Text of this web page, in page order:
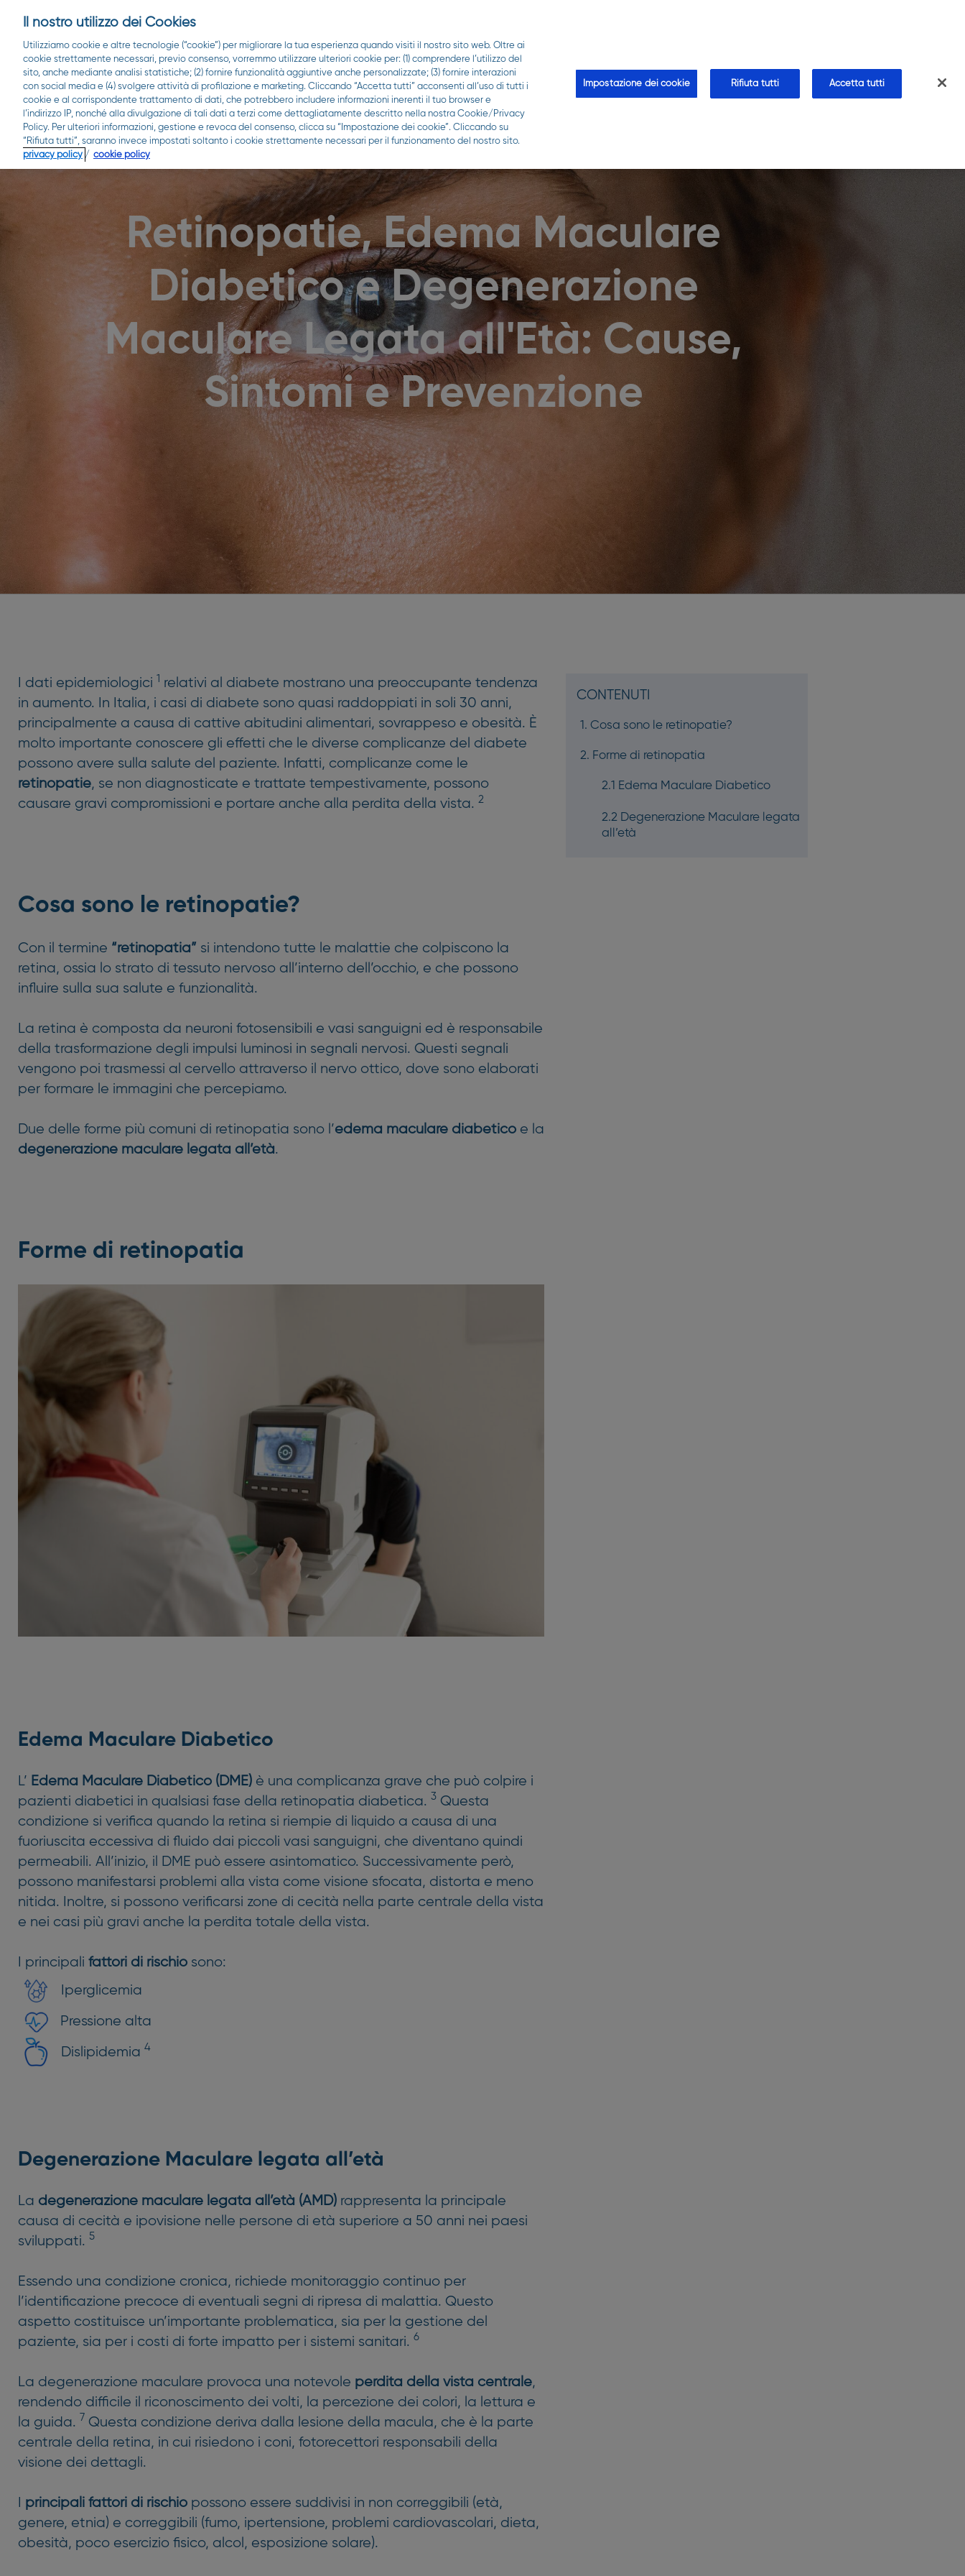
Scopri Qui puoi Le analisi
Retinopatie, Edema Maculare
Diabetico e Degenerazione
Maculare Legata all'Età: Cause,
Sintomi e Prevenzione
I dati epidemiologici 1 relativi al diabete mostrano una preoccupante tendenza
in aumento. In Italia, i casi di diabete sono quasi raddoppiati in soli 30 anni,
principalmente a causa di cattive abitudini alimentari, sovrappeso e obesità. È
molto importante conoscere gli effetti che le diverse complicanze del diabete
possono avere sulla salute del paziente. Infatti, complicanze come le
retinopatie, se non diagnosticate e trattate tempestivamente, possono
causare gravi compromissioni e portare anche alla perdita della vista. 2
Cosa sono le retinopatie?
Con il termine “retinopatia” si intendono tutte le malattie che colpiscono la
retina, ossia lo strato di tessuto nervoso all’interno dell’occhio, e che possono
influire sulla sua salute e funzionalità.
La retina è composta da neuroni fotosensibili e vasi sanguigni ed è responsabile
della trasformazione degli impulsi luminosi in segnali nervosi. Questi segnali
vengono poi trasmessi al cervello attraverso il nervo ottico, dove sono elaborati
per formare le immagini che percepiamo.
Due delle forme più comuni di retinopatia sono l’edema maculare diabetico e la
degenerazione maculare legata all’età.
Forme di retinopatia
Edema Maculare Diabetico
L’ Edema Maculare Diabetico (DME) è una complicanza grave che può colpire i
pazienti diabetici in qualsiasi fase della retinopatia diabetica. 3 Questa
condizione si verifica quando la retina si riempie di liquido a causa di una
fuoriuscita eccessiva di fluido dai piccoli vasi sanguigni, che diventano quindi
permeabili. All’inizio, il DME può essere asintomatico. Successivamente però,
possono manifestarsi problemi alla vista come visione sfocata, distorta e meno
nitida. Inoltre, si possono verificarsi zone di cecità nella parte centrale della vista
e nei casi più gravi anche la perdita totale della vista.
I principali fattori di rischio sono:
Iperglicemia
Pressione alta
Dislipidemia 4
Degenerazione Maculare legata all’età
La degenerazione maculare legata all’età (AMD) rappresenta la principale
causa di cecità e ipovisione nelle persone di età superiore a 50 anni nei paesi
sviluppati. 5
Essendo una condizione cronica, richiede monitoraggio continuo per
l’identificazione precoce di eventuali segni di ripresa di malattia. Questo
aspetto costituisce un’importante problematica, sia per la gestione del
paziente, sia per i costi di forte impatto per i sistemi sanitari. 6
La degenerazione maculare provoca una notevole perdita della vista centrale,
rendendo difficile il riconoscimento dei volti, la percezione dei colori, la lettura e
la guida. 7 Questa condizione deriva dalla lesione della macula, che è la parte
centrale della retina, in cui risiedono i coni, fotorecettori responsabili della
visione dei dettagli.
principali fattori di rischio possono essere suddivisi in non correggibili (età,
genere, etnia) e correggibili (fumo, ipertensione, problemi cardiovascolari, dieta,
obesità, poco esercizio fisico, alcol, esposizione solare).
CONTENUTI
Cosa sono le retinopatie?
Forme di retinopatia
2.1 Edema Maculare Diabetico
2.2 Degenerazione Maculare legata
all’età
Il nostro utilizzo dei Cookies
Utilizziamo cookie e altre tecnologie (“cookie”) per migliorare la tua esperienza quando visiti il nostro sito web. Oltre ai
cookie strettamente necessari, previo consenso, vorremmo utilizzare ulteriori cookie per: (1) comprendere l’utilizzo del
sito, anche mediante analisi statistiche; (2) fornire funzionalità aggiuntive anche personalizzate; (3) fornire interazioni
con social media e (4) svolgere attività di profilazione e marketing. Cliccando “Accetta tutti” acconsenti all’uso di tutti i
cookie e al corrispondente trattamento di dati, che potrebbero includere informazioni inerenti il tuo browser e
l’indirizzo IP, nonché alla divulgazione di tali dati a terzi come dettagliatamente descritto nella nostra Cookie/Privacy
Policy. Per ulteriori informazioni, gestione e revoca del consenso, clicca su “Impostazione dei cookie”. Cliccando su
“Rifiuta tutti”, saranno invece impostati soltanto i cookie strettamente necessari per il funzionamento del nostro sito.
privacy policy / cookie policy
Impostazione dei cookie Rifiuta tutti Accetta tutti